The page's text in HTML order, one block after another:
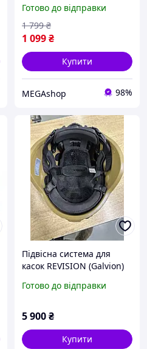
тактичної каски
Готово до відправки
1 099₴
1 799 ₴
Купити
MEGAshop 98%
Підвісна система для
касок REVISION (Galvion)
System (MSS)
Готово до відправки
5 900₴
Купити